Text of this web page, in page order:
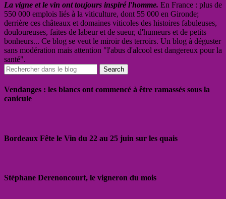
La vigne et le vin ont toujours inspiré l'homme. En France : plus de
550 000 emplois liés à la viticulture, dont 55 000 en Gironde;
derrière ces châteaux et domaines viticoles des histoires fabuleuses,
douloureuses, faites de labeur et de sueur, d'humeurs et de petits
bonheurs... Ce blog se veut le miroir des terroirs. Un blog à déguster
sans modération mais attention "l'abus d'alcool est dangereux pour la
santé".
Vendanges : les blancs ont commencé à être ramassés sous la
canicule
Bordeaux Fête le Vin du 22 au 25 juin sur les quais
Stéphane Derenoncourt, le vigneron du mois